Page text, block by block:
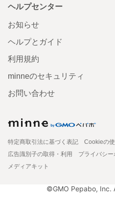
ヘルプセンター
お知らせ
ヘルプとガイド
利用規約
minneのセキュリティ
お問い合わせ
特定商取引法に基づく表記
Cookieの
広告識別子の取得・利用
プライバシー
メディアキット
©GMO Pepabo, Inc.